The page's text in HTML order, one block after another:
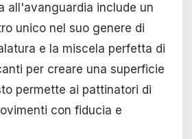
all'avanguardia include un
unico nel suo genere di
e la miscela perfetta di
per creare una superficie
permette ai pattinatori di
con fiducia e